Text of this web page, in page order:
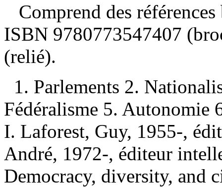
Comprend des
ISBN 9780773547407
(relié).
1. Parlements 2.
Fédéralisme 5.
I. Laforest, Guy, 1955-,
André, 1972-, éditeur
Democracy, diversity, and